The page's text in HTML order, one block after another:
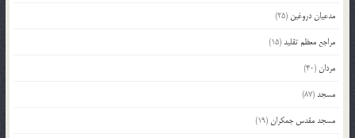
مدعیان دروغین (25)
مراجع معظم تقلید(15)
مردان(40)
مسجد(87)
مسجد مقدس جمکران(19)